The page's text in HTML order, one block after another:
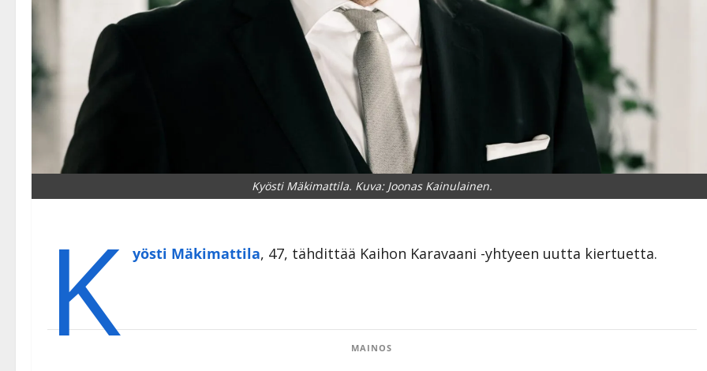
Kyösti Mäkimattila. Kuva: Joonas Kainulainen.
K yösti Mäkimattila, 47, tähdittää Kaihon Karavaani -yhtyeen uutta kiertuetta.
MAINOS